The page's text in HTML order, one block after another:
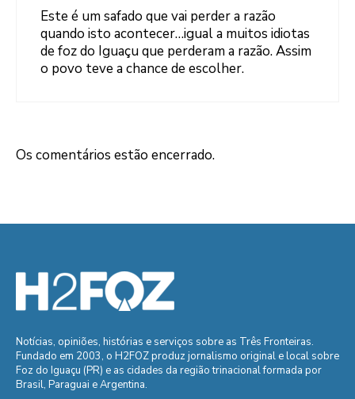
Este é um safado que vai perder a razão
quando isto acontecer…igual a muitos idiotas
de foz do Iguaçu que perderam a razão. Assim
o povo teve a chance de escolher.
Os comentários estão encerrado.
Notícias, opiniões, histórias e serviços sobre as Três Fronteiras.
Fundado em 2003, o H2FOZ produz jornalismo original e local sobre
Foz do Iguaçu (PR) e as cidades da região trinacional formada por
Brasil, Paraguai e Argentina.